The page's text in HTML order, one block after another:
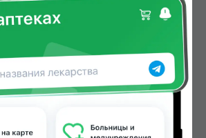
100МЛ можно купить или
Саховати Истаравшан,
Авита, Авиценна, АЗИЗ ВАКО ,
других городах Таджикистана